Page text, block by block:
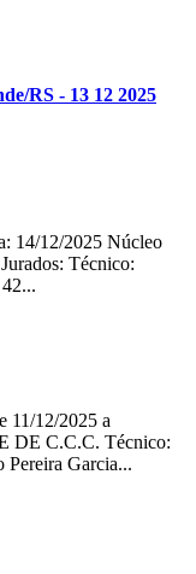
RS - 13 12 2025
14/12/2025 Núcleo
Técnico:
11/12/2025 a
DE C.C.C. Técnico:
Pereira Garcia...